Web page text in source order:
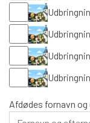
Afdødes fornavn